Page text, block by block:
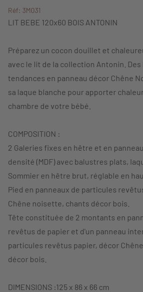
Réf: 3M031
LIT BEBE 120x60 BOIS ANTONIN
Préparez un cocon douillet et
avec le lit de la collection Antonin.
tendances en panneau décor Chêne
sa laque blanche pour apporter
chambre de votre bébé.
COMPOSITION :
2 Galeries fixes en hêtre et en
densité (MDF) avec balustres plats,
Sommier en hêtre brut, réglable en
Pied en panneaux de particules
Chêne noisette, chants décor bois.
Tête constituée de 2 montants en
revêtus de papier et d'un panneau
particules revêtus papier, décor
décor bois.
DIMENSIONS :125 x 86 x 66 cm